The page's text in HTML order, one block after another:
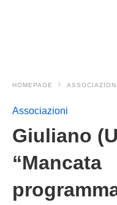
HOMEPAGE ASSOCIAZIONI
Associazioni
Giuliano
“Mancata